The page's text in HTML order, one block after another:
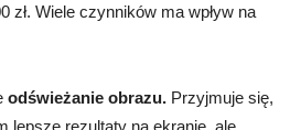
zł. Wiele czynników ma wpływ na
odświeżanie obrazu. Przyjmuje się,